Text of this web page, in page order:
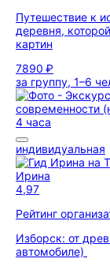
Путешествие к
деревня,
картин
7890 ₽
за группу, 1–6
4 часа
индивидуальная
Ирина
4,97
Рейтинг
Изборск: от
автомобиле)